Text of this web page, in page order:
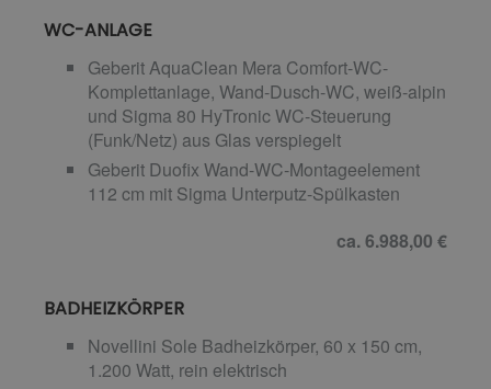
WC-ANLAGE
Geberit AquaClean Mera Comfort-WC-
Komplettanlage, Wand-Dusch-WC, weiß-alpin
und Sigma 80 HyTronic WC-Steuerung
(Funk/Netz) aus Glas verspiegelt
Geberit Duofix Wand-WC-Montageelement
112 cm mit Sigma Unterputz-Spülkasten
ca. 6.988,00 €
BADHEIZKÖRPER
Novellini Sole Badheizkörper, 60 x 150 cm,
1.200 Watt, rein elektrisch